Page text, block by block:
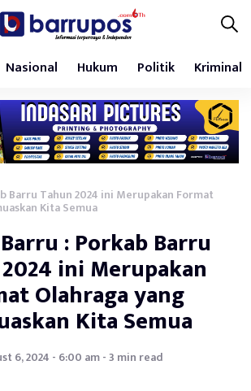
Nasional Hukum Politik Kriminal
Barru Tahun 2024 ini Merupakan Format
Kita Semua
: Porkab Barru
ini Merupakan
Olahraga yang
Kita Semua
6, 2024 - 6:00 am - 3 min read